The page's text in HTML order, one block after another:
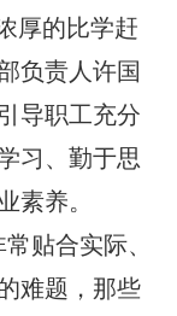
厚的比学赶
负责人许国
导职工充分
习、勤于思
素养。
贴合实际、
难题，那些